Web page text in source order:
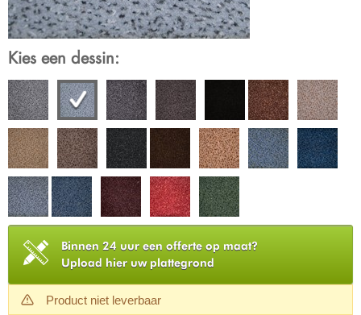
Kies een dessin:
Binnen 24 uur een offerte op maat?
Upload hier uw plattegrond
Product niet leverbaar